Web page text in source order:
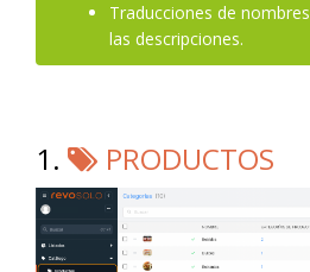
Traducciones de
las descripciones.
1. PRODUCTOS